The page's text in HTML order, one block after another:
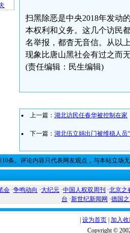
扫黑除恶是中央2018年发动
本权利和义务。这几个访民
名举报，都杳无音信。从以
现象比唐山黑社会有过之而
(责任编辑：民生编辑)
上一篇： 湖北访民任春华被控制在家
下一篇： 湖北伍立娟出门被维稳人员
10条。评论内容只代表网友观点，与本站立场
会 ·争鸣动向 ·大纪元 ·中国人权双周刊 ·北京之
台 ·新世纪新闻网 ·德国
设为首页 加入
Copyright ©